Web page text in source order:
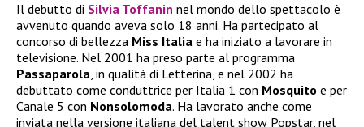
Il debutto di Silvia Toffanin nel mondo dello spettacolo è
avvenuto quando aveva solo 18 anni. Ha partecipato al
concorso di bellezza Miss Italia e ha iniziato a lavorare in
televisione. Nel 2001 ha preso parte al programma
Passaparola, in qualità di Letterina, e nel 2002 ha
debuttato come conduttrice per Italia 1 con Mosquito e per
Canale 5 con Nonsolomoda. Ha lavorato anche come
inviata nella versione italiana del talent show Popstar, nel